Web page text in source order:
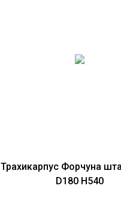
Трахикарпус Форчуна
D180 H540